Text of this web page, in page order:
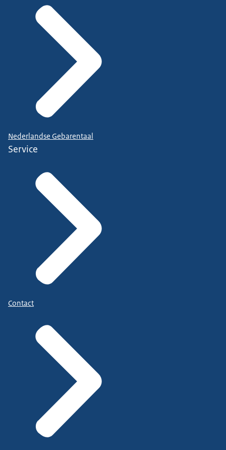
Nederlandse Gebarentaal
Service
Contact